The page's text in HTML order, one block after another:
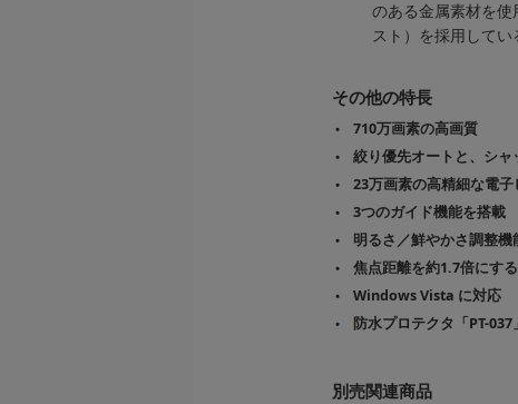
のある金属素材を使
スト）を採用してい
その他の特長
710万画素の高画質
絞り優先オートと、シ
23万画素の高精細な電
3つのガイド機能を搭載
明るさ／鮮やかさ調整
焦点距離を約1.7倍にす
Windows Vista に対応
防水プロテクタ「PT-
別売関連商品